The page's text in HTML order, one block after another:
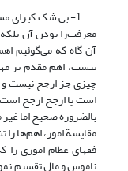
1- بی شک کبرای
معرفت‌زا بودن آن
آن گاه که می‌گوئیم
نیست، اهم مقدم بر
چیزی جز ارجح نیست
است یا ارجح ارجح
بالضروره صحیح اما
مقایسة امور، اهم‌ها
فقهای عظام اموری
ناموس و مال تقسیم